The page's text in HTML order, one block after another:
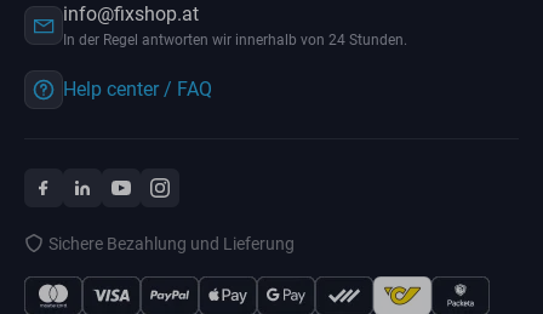
info@fixshop.at
In der Regel antworten wir innerhalb von 24 Stunden.
Help center / FAQ
Sichere Bezahlung und Lieferung